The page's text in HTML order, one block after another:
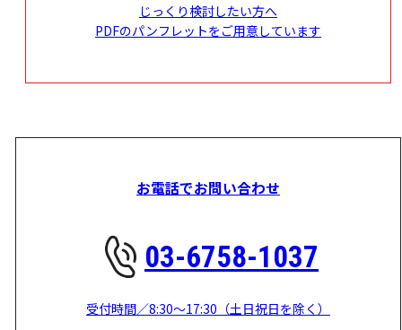
じっくり検討したい方へ
PDFのパンフレットをご用意しています
お電話でお問い合わせ
03-6758-1037
受付時間／8:30～17:30（土日祝日を除く）